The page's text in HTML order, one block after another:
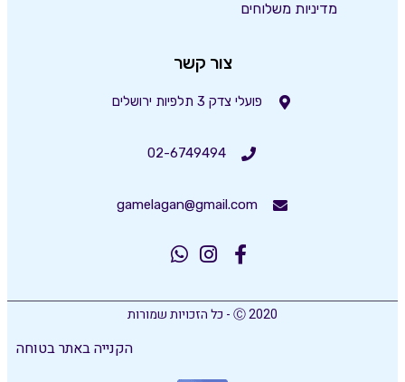
מדיניות משלוחים
צור קשר
פועלי צדק 3 תלפיות ירושלים
02-6749494
gamelagan@gmail.com
Ⓒ 2020 - כל הזכויות שמורות
הקנייה באתר בטוחה